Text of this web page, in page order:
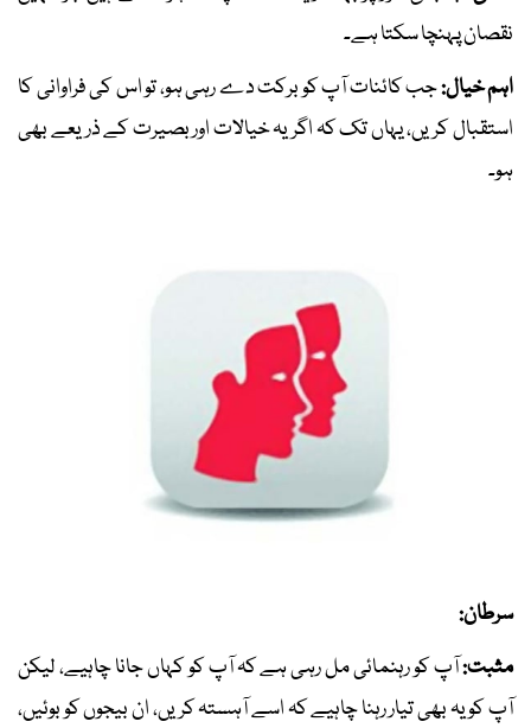
نقصان پہنچا سکتا ہے۔
اہم خیال:جب کائنات آپ کو برکت دے رہی ہو، تو اس کی فراوانی کا
استقبال کریں، یہاں تک کہ اگر یہ خیالات اور بصیرت کے ذریعے بھی
ہو۔
سرطان:
مثبت:آپ کو رہنمائی مل رہی ہے کہ آپ کو کہاں جانا چاہیے، لیکن
آپ کو یہ بھی تیار رہنا چاہیے کہ اسے آہستہ کریں، ان بیجوں کو بوئیں،